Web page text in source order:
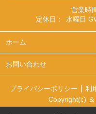
営業時
定休日：
水曜日
ホーム
お問い合わせ
プライバシーポリシー 利
Copyright(c)